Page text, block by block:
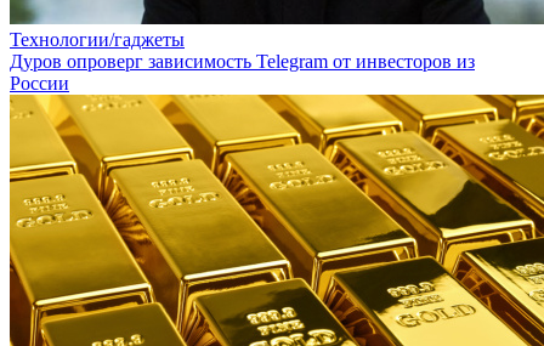
Технологии/гаджеты
Дуров опроверг зависимость Telegram от инвесторов из
России